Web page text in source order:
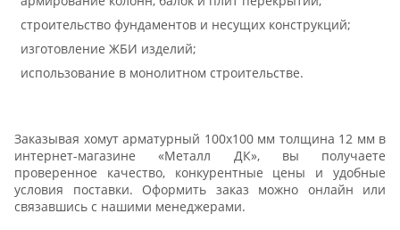
строительство фундаментов и несущих конструкций;
изготовление ЖБИ изделий;
использование в монолитном строительстве.
Заказывая хомут арматурный 100х100 мм толщина 12 мм в
интернет-магазине «Металл ДК», вы получаете
проверенное качество, конкурентные цены и удобные
условия поставки. Оформить заказ можно онлайн или
связавшись с нашими менеджерами.